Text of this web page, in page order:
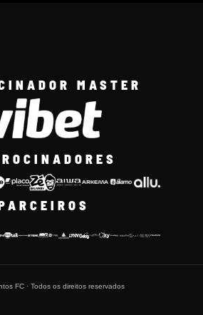
MASTER
FC · Todos os direitos reservados